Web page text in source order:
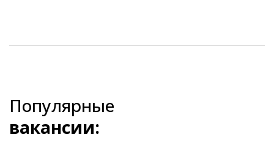
Популярные
вакансии: